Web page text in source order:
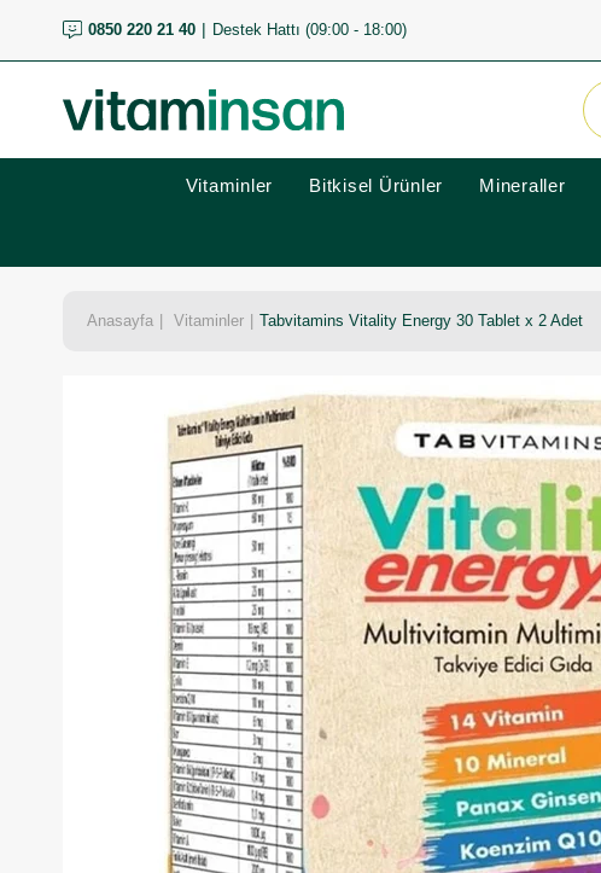
0850 220 21 40 Destek Hattı (09:00 - 18:00)
Vitaminler Bitkisel Ürünler Mineraller
Anasayfa Vitaminler Tabvitamins Vitality Energy 30 Tablet x 2 Adet